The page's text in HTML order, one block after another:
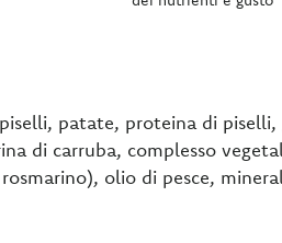
patate, proteina di
di carruba, complesso
olio di pesce,